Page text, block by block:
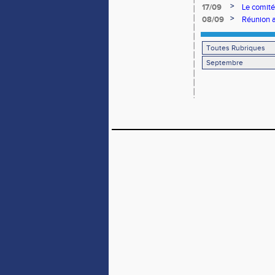
17/09
>
Le
08/09
> Réunion